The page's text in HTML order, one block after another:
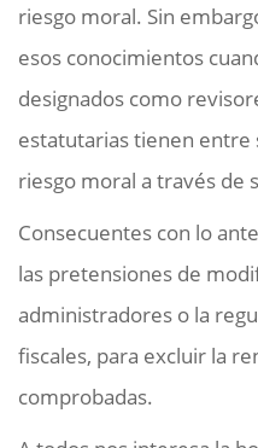
riesgo moral. Sin
esos conocimientos
designados como
estatutarias tienen entre
riesgo moral a través de
Consecuentes con lo
las pretensiones de
administradores o la
fiscales, para excluir la
comprobadas.